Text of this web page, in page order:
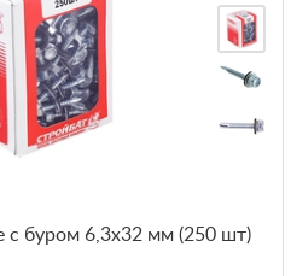
с буром 6,3х32 мм (250 шт)